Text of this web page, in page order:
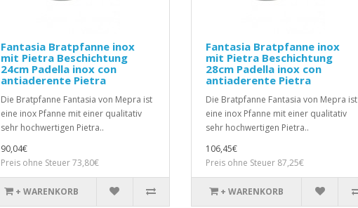
Fantasia Bratpfanne inox
mit Pietra Beschichtung
24cm Padella inox con
antiaderente Pietra
Die Bratpfanne Fantasia von Mepra ist
eine inox Pfanne mit einer qualitativ
sehr hochwertigen Pietra..
90,04€
Preis ohne Steuer 73,80€
+ WARENKORB
Fantasia Bratpfanne inox
mit Pietra Beschichtung
28cm Padella inox con
antiaderente Pietra
Die Bratpfanne Fantasia von Mepra ist
eine inox Pfanne mit einer qualitativ
sehr hochwertigen Pietra..
106,45€
Preis ohne Steuer 87,25€
+ WARENKORB